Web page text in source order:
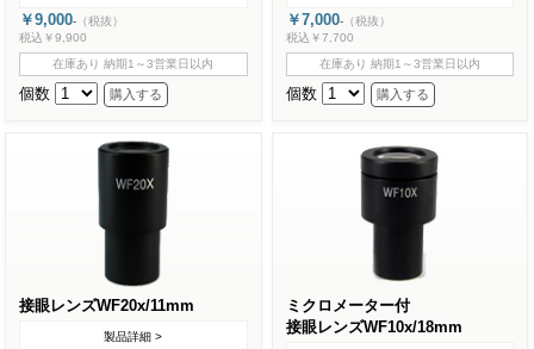
￥9,000- （税抜）
税込￥9,900
在庫あり 納期1～3営業日以内
個数
￥7,000- （税抜）
税込￥7,700
在庫あり 納期1～3営業日以内
個数
接眼レンズWF20x/11mm
製品詳細 >
ミクロメーター付
接眼レンズWF10x/18mm